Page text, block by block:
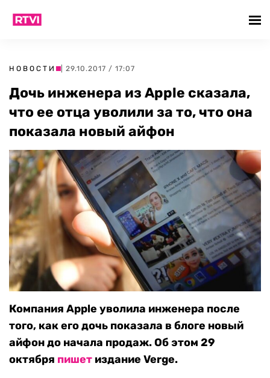
НОВОСТИ | 29.10.2017 / 17:07
Дочь инженера из Apple сказала,
что ее отца уволили за то, что она
показала новый айфон
Компания Apple уволила инженера после
того, как его дочь показала в блоге новый
айфон до начала продаж. Об этом 29
октября пишет издание Verge.